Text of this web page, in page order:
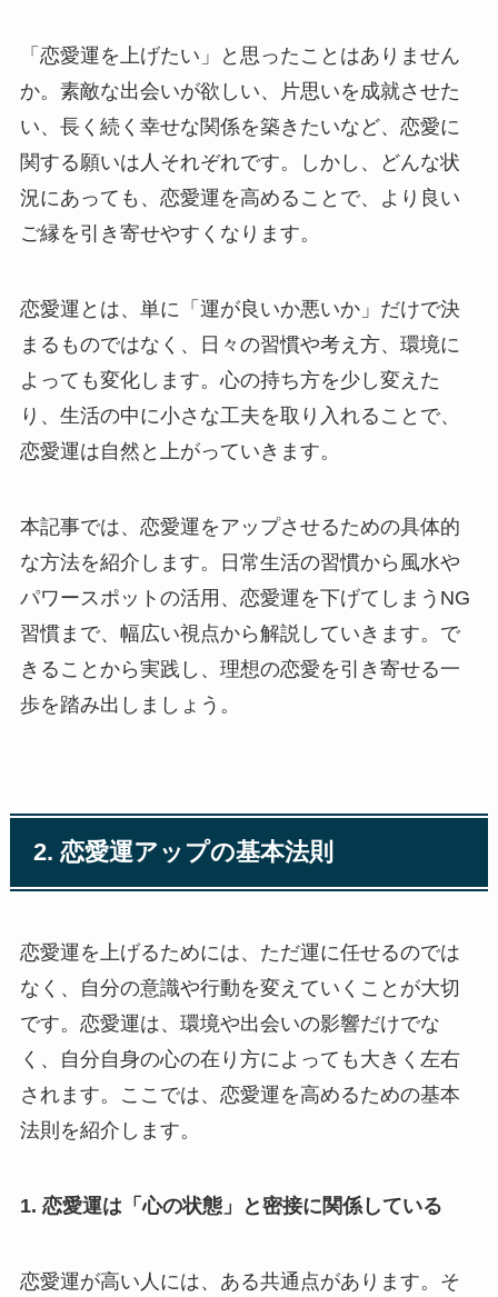
「恋愛運を上げたい」と思ったことはありません
か。素敵な出会いが欲しい、片思いを成就させた
い、長く続く幸せな関係を築きたいなど、恋愛に
関する願いは人それぞれです。しかし、どんな状
況にあっても、恋愛運を高めることで、より良い
ご縁を引き寄せやすくなります。
恋愛運とは、単に「運が良いか悪いか」だけで決
まるものではなく、日々の習慣や考え方、環境に
よっても変化します。心の持ち方を少し変えた
り、生活の中に小さな工夫を取り入れることで、
恋愛運は自然と上がっていきます。
本記事では、恋愛運をアップさせるための具体的
な方法を紹介します。日常生活の習慣から風水や
パワースポットの活用、恋愛運を下げてしまうNG
習慣まで、幅広い視点から解説していきます。で
きることから実践し、理想の恋愛を引き寄せる一
歩を踏み出しましょう。
2. 恋愛運アップの基本法則
恋愛運を上げるためには、ただ運に任せるのでは
なく、自分の意識や行動を変えていくことが大切
です。恋愛運は、環境や出会いの影響だけでな
く、自分自身の心の在り方によっても大きく左右
されます。ここでは、恋愛運を高めるための基本
法則を紹介します。
1. 恋愛運は「心の状態」と密接に関係している
恋愛運が高い人には、ある共通点があります。そ